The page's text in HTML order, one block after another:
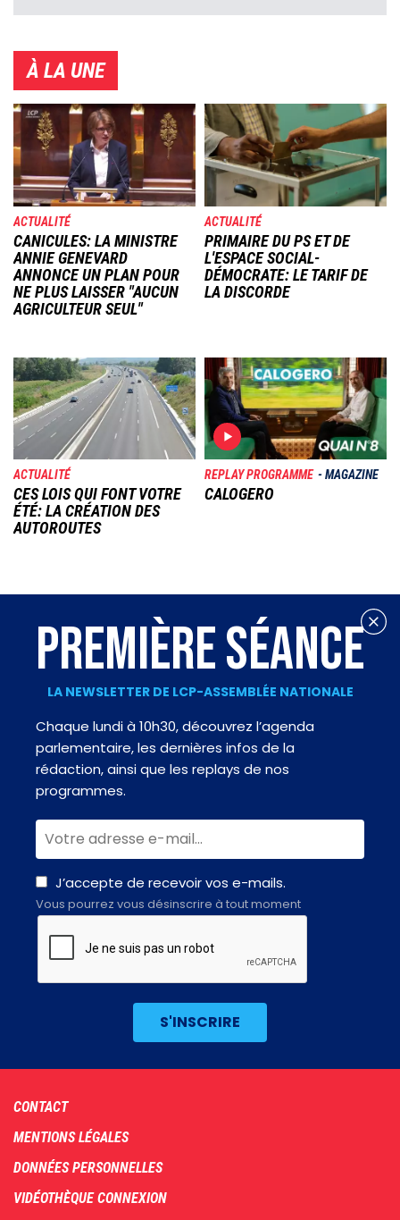
À LA UNE
Image
ACTUALITÉ
CANICULES: LA MINISTRE
ANNIE GENEVARD
ANNONCE UN PLAN POUR
NE PLUS LAISSER "AUCUN
AGRICULTEUR SEUL"
Image
ACTUALITÉ
PRIMAIRE DU PS ET DE
L'ESPACE SOCIAL-
DÉMOCRATE: LE TARIF DE
LA DISCORDE
Image
ACTUALITÉ
CES LOIS QUI FONT VOTRE
ÉTÉ: LA CRÉATION DES
AUTOROUTES
Image
REPLAY PROGRAMME MAGAZINE
CALOGERO
PREMIÈRE SÉANCE
LA NEWSLETTER DE LCP-ASSEMBLÉE NATIONALE
Chaque lundi à 10h30, découvrez l’agenda
parlementaire, les dernières infos de la
rédaction, ainsi que les replays de nos
programmes.
J’accepte de recevoir vos e-mails.
Vous pourrez vous désinscrire à tout moment
Footer
menu
CONTACT
MENTIONS LÉGALES
DONNÉES PERSONNELLES
VIDÉOTHÈQUE CONNEXION